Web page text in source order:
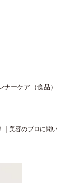
ナーケア（食品）
美容のプロに聞